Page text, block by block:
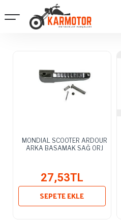
MONDIAL SCOOTER ARDOUR
ARKA BASAMAK SAĞ ORJ
27,53TL
SEPETE EKLE